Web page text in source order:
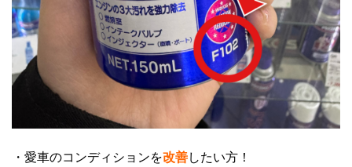
・愛車のコンディションを改善したい方！